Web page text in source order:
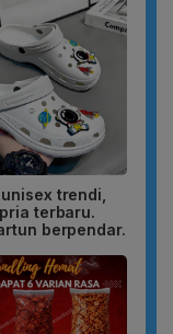
trendi,
terbaru.
berpendar.